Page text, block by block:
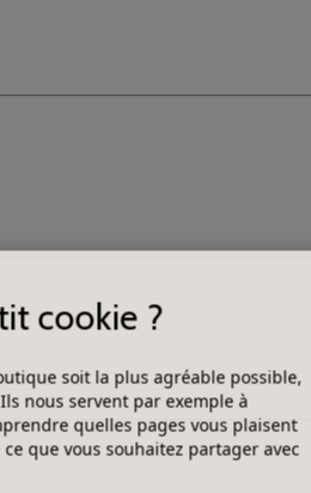
cookie ?
soit la plus agréable possible,
nous servent par exemple à
quelles pages vous plaisent
que vous souhaitez partager avec